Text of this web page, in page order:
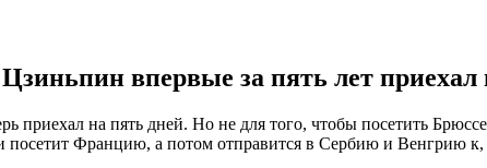
впервые за пять лет
приехал на пять дней. Но не для того, чтобы посетить
Францию, а потом отправится в Сербию и Венгрию